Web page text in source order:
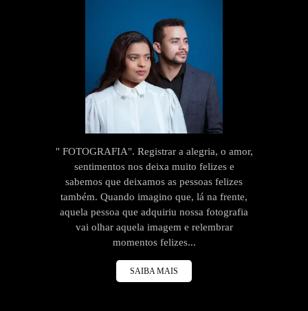
" FOTOGRAFIA". Registrar a alegria, o amor,
sentimentos nos deixa muito felizes e
sabemos que deixamos as pessoas felizes
também. Quando imagino que, lá na frente,
aquela pessoa que adquiriu nossa fotografia
vai olhar aquela imagem e relembrar
momentos felizes...
SAIBA MAIS